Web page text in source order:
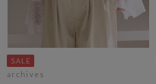
archives